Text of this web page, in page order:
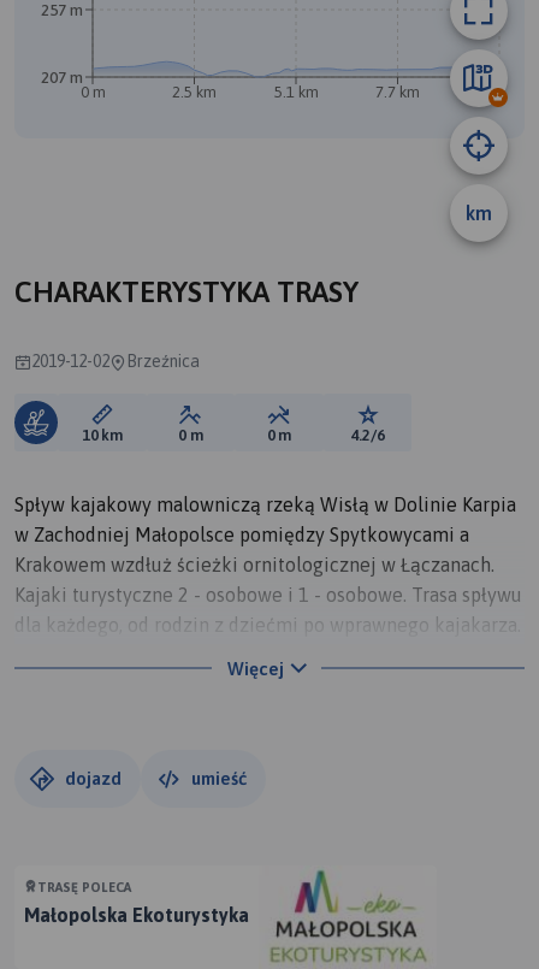
km
0 m 2.5 km 5.1 km 7.7 km 10 km
207 m
257 m
CHARAKTERYSTYKA TRASY
2019-12-02 Brzeźnica
Długość trasy:
10 km Suma przewyższeń:
0 m Suma spadków:
0 m Ocena trasy:
4.2/6
Spływ kajakowy malowniczą rzeką Wisłą w Dolinie Karpia
w Zachodniej Małopolsce pomiędzy Spytkowycami a
Krakowem wzdłuż ścieżki ornitologicznej w Łączanach.
Kajaki turystyczne 2 - osobowe i 1 - osobowe. Trasa spływu
dla każdego, od rodzin z dziećmi po wprawnego kajakarza.
zostaną przewiezione na metę spływu). Po zakończonym
www.kajaki-na-wisle.pl
Więcej
dojazd umieść
TRASĘ POLECA
Małopolska Ekoturystyka